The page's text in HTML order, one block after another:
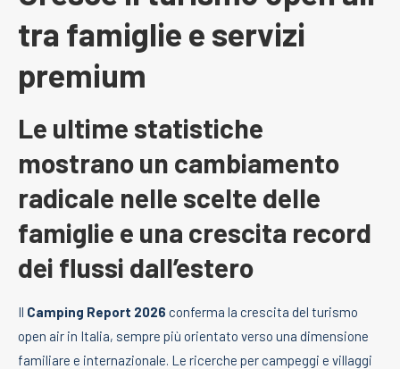
tra famiglie e servizi
premium
Le ultime statistiche
mostrano un cambiamento
radicale nelle scelte delle
famiglie e una crescita record
dei flussi dall’estero
Il Camping Report 2026 conferma la crescita del turismo
open air in Italia, sempre più orientato verso una dimensione
familiare e internazionale. Le ricerche per campeggi e villaggi